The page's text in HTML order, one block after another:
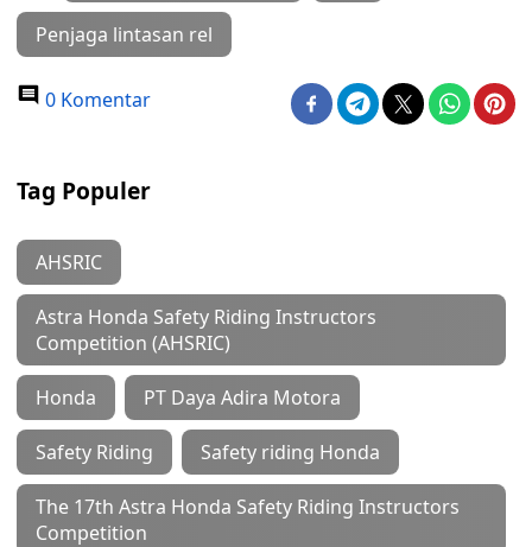
Penjaga lintasan rel
0 Komentar
Tag Populer
AHSRIC
Astra Honda Safety Riding Instructors
Competition (AHSRIC)
Honda PT Daya Adira Motora
Safety Riding Safety riding Honda
The 17th Astra Honda Safety Riding Instructors
Competition